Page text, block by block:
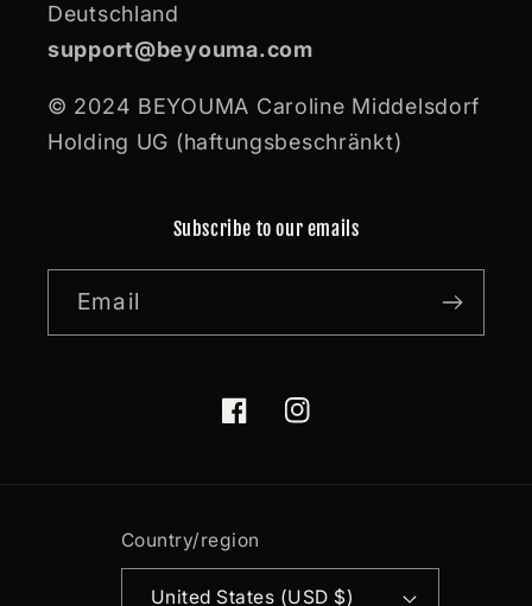
Deutschland
support@beyouma.com
© 2024 BEYOUMA Caroline Middelsdorf
Holding UG (haftungsbeschränkt)
Subscribe to our emails
Email
FacebookInstagram
Country/region
United States (USD $)